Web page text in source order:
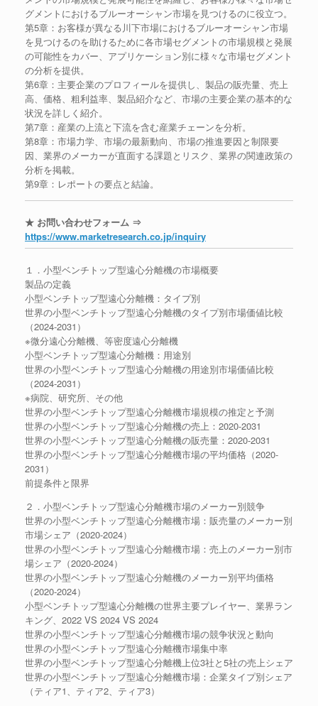
グメントにおけるブルーオーシャン市場を見つけるのに役立つ。
第5章：お客様が異なる川下市場におけるブルーオーシャン市場
を見つけるのを助けるために各市場セグメントの市場規模と発展
の可能性をカバー、アプリケーション別に様々な市場セグメント
の分析を提供。
第6章：主要企業のプロフィールを提供し、製品の販売量、売上
高、価格、粗利益率、製品紹介など、市場の主要企業の基本的な
状況を詳しく紹介。
第7章：産業の上流と下流を含む産業チェーンを分析。
第8章：市場力学、市場の最新動向、市場の推進要因と制限要
因、業界のメーカーが直面する課題とリスク、業界の関連政策の
分析を掲載。
第9章：レポートの要点と結論。
★ お問い合わせフォーム ⇒
https://www.marketresearch.co.jp/inquiry
１．小型ベンチトップ型遠心分離機の市場概要
製品の定義
小型ベンチトップ型遠心分離機：タイプ別
世界の小型ベンチトップ型遠心分離機のタイプ別市場価値比較
（2024-2031）
※微分遠心分離機、等密度遠心分離機
小型ベンチトップ型遠心分離機：用途別
世界の小型ベンチトップ型遠心分離機の用途別市場価値比較
（2024-2031）
※病院、研究所、その他
世界の小型ベンチトップ型遠心分離機市場規模の推定と予測
世界の小型ベンチトップ型遠心分離機の売上：2020-2031
世界の小型ベンチトップ型遠心分離機の販売量：2020-2031
世界の小型ベンチトップ型遠心分離機市場の平均価格（2020-
2031）
前提条件と限界
２．小型ベンチトップ型遠心分離機市場のメーカー別競争
世界の小型ベンチトップ型遠心分離機市場：販売量のメーカー別
市場シェア（2020-2024）
世界の小型ベンチトップ型遠心分離機市場：売上のメーカー別市
場シェア（2020-2024）
世界の小型ベンチトップ型遠心分離機のメーカー別平均価格
（2020-2024）
小型ベンチトップ型遠心分離機の世界主要プレイヤー、業界ラン
キング、2022 VS 2024 VS 2024
世界の小型ベンチトップ型遠心分離機市場の競争状況と動向
世界の小型ベンチトップ型遠心分離機市場集中率
世界の小型ベンチトップ型遠心分離機上位3社と5社の売上シェア
世界の小型ベンチトップ型遠心分離機市場：企業タイプ別シェア
（ティア1、ティア2、ティア3）